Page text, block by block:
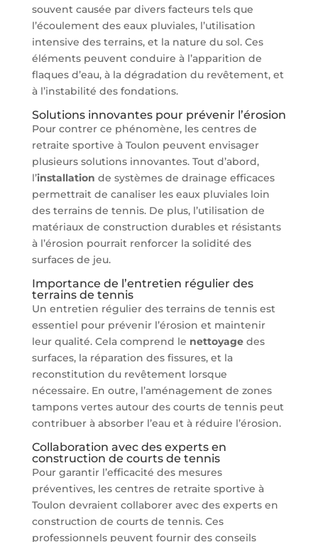
souvent causée par divers facteurs tels que
l’écoulement des eaux pluviales, l’utilisation
intensive des terrains, et la nature du sol. Ces
éléments peuvent conduire à l’apparition de
flaques d’eau, à la dégradation du revêtement, et
à l’instabilité des fondations.
Solutions innovantes pour prévenir l’érosion
Pour contrer ce phénomène, les centres de
retraite sportive à Toulon peuvent envisager
plusieurs solutions innovantes. Tout d’abord,
l’installation de systèmes de drainage efficaces
permettrait de canaliser les eaux pluviales loin
des terrains de tennis. De plus, l’utilisation de
matériaux de construction durables et résistants
à l’érosion pourrait renforcer la solidité des
surfaces de jeu.
Importance de l’entretien régulier des
terrains de tennis
Un entretien régulier des terrains de tennis est
essentiel pour prévenir l’érosion et maintenir
leur qualité. Cela comprend le nettoyagedes
surfaces, la réparation des fissures, et la
reconstitution du revêtement lorsque
nécessaire. En outre, l’aménagement de zones
tampons vertes autour des courts de tennis peut
contribuer à absorber l’eau et à réduire l’érosion.
Collaboration avec des experts en
construction de courts de tennis
Pour garantir l’efficacité des mesures
préventives, les centres de retraite sportive à
Toulon devraient collaborer avec des experts en
construction de courts de tennis. Ces
professionnels peuvent fournir des conseils